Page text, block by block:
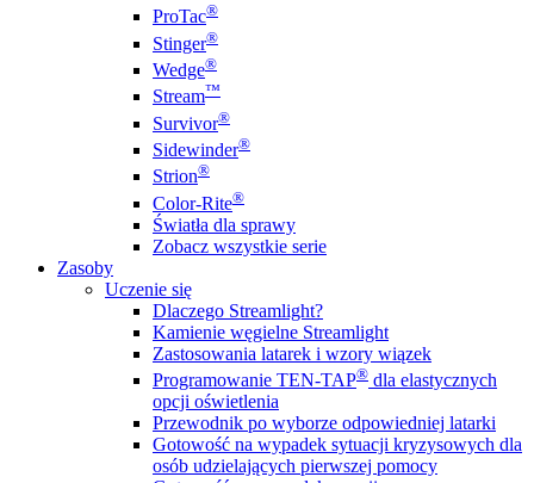
ProTac®
Stinger®
Wedge®
Stream™
Survivor®
Sidewinder®
Strion®
Color-Rite®
Światła dla sprawy
Zobacz wszystkie serie
Zasoby
Uczenie się
Dlaczego Streamlight?
Kamienie węgielne Streamlight
Zastosowania latarek i wzory wiązek
Programowanie TEN-TAP® dla elastycznych
opcji oświetlenia
Przewodnik po wyborze odpowiedniej latarki
Gotowość na wypadek sytuacji kryzysowych dla
osób udzielających pierwszej pomocy